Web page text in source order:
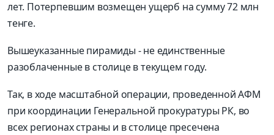
лет. Потерпевшим возмещен ущерб на сумму 72 млн
тенге.
Вышеуказанные пирамиды - не единственные
разоблаченные в столице в текущем году.
Так, в ходе масштабной операции, проведенной АФМ
при координации Генеральной прокуратуры РК, во
всех регионах страны и в столице пресечена